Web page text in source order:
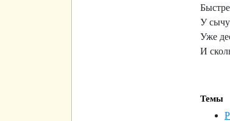
У
Уже
И
Темы